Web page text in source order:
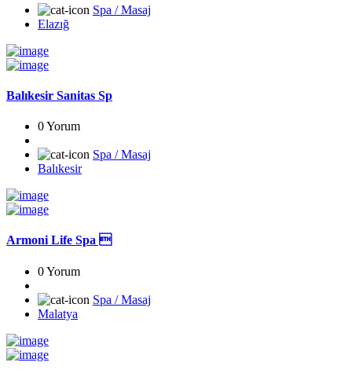
Spa / Masaj
Elazığ
Balıkesir Sanitas Sp
0 Yorum
Spa / Masaj
Balıkesir
Armoni Life Spa 
0 Yorum
Spa / Masaj
Malatya